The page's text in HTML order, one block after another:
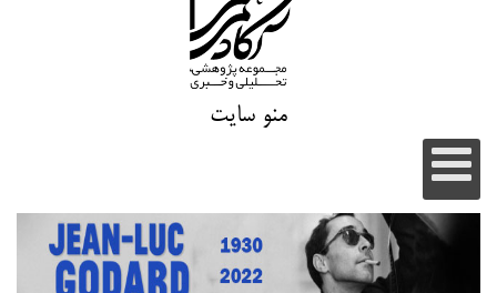
منو سایت